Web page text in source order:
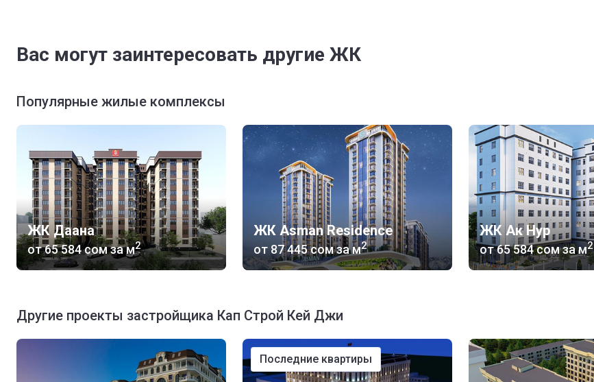
Вас могут заинтересовать другие ЖК
Популярные жилые комплексы
ЖК Даана
от‍65 584 сомза м2
ЖК Asman Residence
от ‍87 445 сомза м2
ЖК Ак Нур
от‍65 584 сомза м2
Другие проекты застройщика Кап Строй Кей Джи
последние квартиры